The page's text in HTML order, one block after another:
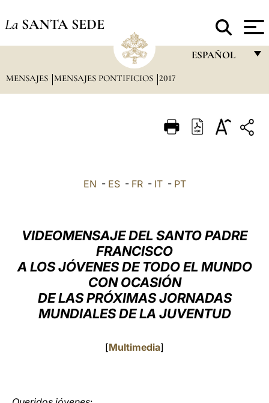
La SANTA SEDE
ESPAÑOL
ITALIANO
العربيّة
中文
MENSAJES MENSAJES PONTIFICIOS 2017
EN - ES- FR- IT- PT
VIDEOMENSAJE DEL SANTO PADRE
FRANCISCO
A LOS JÓVENES DE TODO EL MUNDO
CON OCASIÓN
DE LAS PRÓXIMAS JORNADAS
MUNDIALES DE LA JUVENTUD
[Multimedia]